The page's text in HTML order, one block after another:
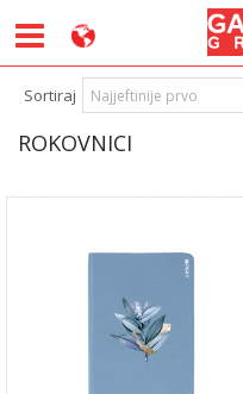
ROKOVNICI
Sortiraj